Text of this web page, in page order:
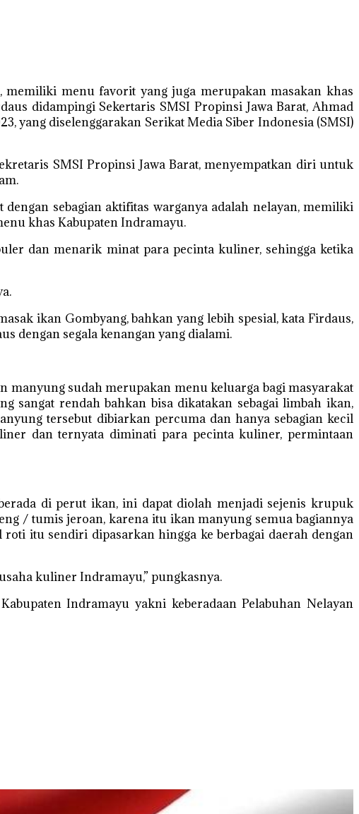
memiliki menu favorit yang juga merupakan masakan khas
didampingi Sekertaris SMSI Propinsi Jawa Barat, Ahmad
yang diselenggarakan Serikat Media Siber Indonesia (SMSI)
SMSI Propinsi Jawa Barat, menyempatkan diri untuk
sebagian aktifitas warganya adalah nelayan, memiliki
khas Kabupaten Indramayu.
dan menarik minat para pecinta kuliner, sehingga ketika
ikan Gombyang, bahkan yang lebih spesial, kata Firdaus,
dengan segala kenangan yang dialami.
manyung sudah merupakan menu keluarga bagi masyarakat
sangat rendah bahkan bisa dikatakan sebagai limbah ikan,
tersebut dibiarkan percuma dan hanya sebagian kecil
dan ternyata diminati para pecinta kuliner, permintaan
di perut ikan, ini dapat diolah menjadi sejenis krupuk
/ tumis jeroan, karena itu ikan manyung semua bagiannya
itu sendiri dipasarkan hingga ke berbagai daerah dengan
kuliner Indramayu,” pungkasnya.
Indramayu yakni keberadaan Pelabuhan Nelayan